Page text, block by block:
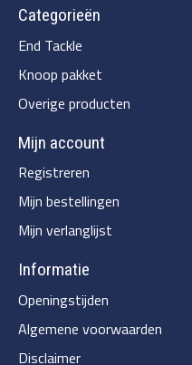
Categorieën
End Tackle
Knoop pakket
Overige producten
Mijn account
Registreren
Mijn bestellingen
Mijn verlanglijst
Informatie
Openingstijden
Algemene voorwaarden
Disclaimer